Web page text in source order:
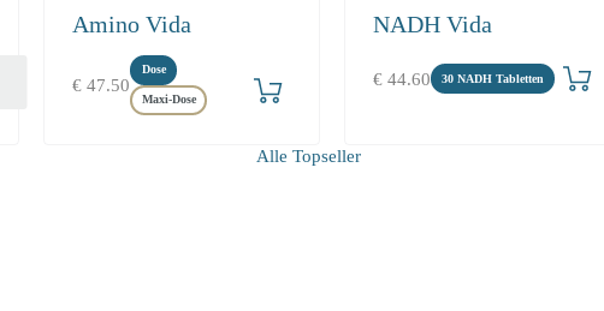
Amino Vida
€ 47.50
Dose
Maxi-Dose
NADH Vida
€44.60 30 NADH Tabletten
Alle Topseller